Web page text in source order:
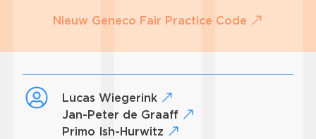
Nieuw Geneco Fair Practice Code
Lucas Wiegerink
Jan-Peter de Graaff
Primo Ish-Hurwitz